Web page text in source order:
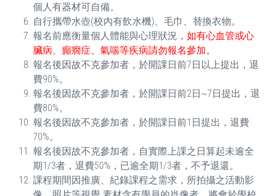
個人有器材可自備。
自行攜帶水壺(校內有飲水機)、毛巾、替換衣物。
報名前應衡量個人體能與心理狀況， 如有心血管或心
臟病、癲癇症、氣喘等疾病請勿報名參加。
報名後因故不克參加者，於開課日前7日以上提出，退
費90%。
報名後因故不克參加者，於開課日前2日~7日提出，退
費80%。
報名後因故不克參加者，於開課日前1日提出，退費
70%。
報名後因故不克參加者，自實際上課之日算起未逾全
期1/3者，退費50%，已逾全期1/3者，不予退還。
課程期間因推廣、紀錄課程之需求，所拍攝之活動影